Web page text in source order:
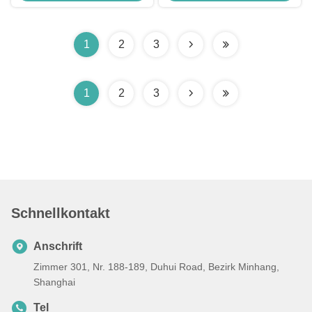
1 2 3
1 2 3
Schnellkontakt
Anschrift
Zimmer 301, Nr. 188-189, Duhui Road, Bezirk Minhang,
Shanghai
Tel